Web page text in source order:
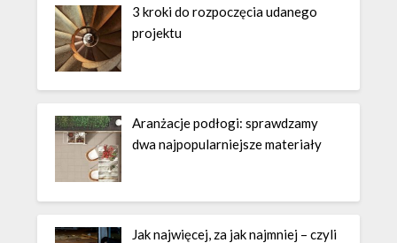
3 kroki do rozpoczęcia udanego
projektu
Aranżacje podłogi: sprawdzamy
dwa najpopularniejsze materiały
Jak najwięcej, za jak najmniej – czyli